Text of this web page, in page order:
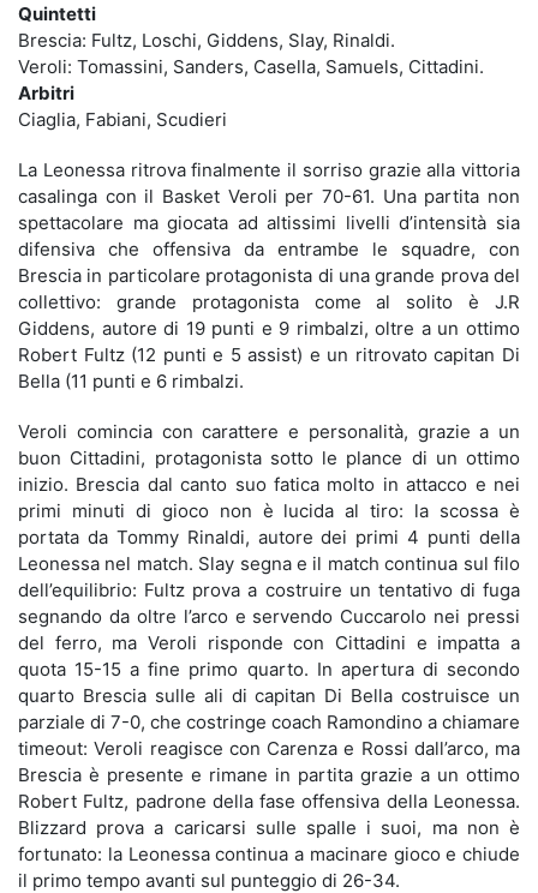
Quintetti
Brescia: Fultz, Loschi, Giddens, Slay, Rinaldi.
Veroli: Tomassini, Sanders, Casella, Samuels, Cittadini.
Arbitri
Ciaglia, Fabiani, Scudieri
La Leonessa ritrova finalmente il sorriso grazie alla vittoria
casalinga con il Basket Veroli per 70-61. Una partita non
spettacolare ma giocata ad altissimi livelli d’intensità sia
difensiva che offensiva da entrambe le squadre, con
Brescia in particolare protagonista di una grande prova del
collettivo: grande protagonista come al solito è J.R
Giddens, autore di 19 punti e 9 rimbalzi, oltre a un ottimo
Robert Fultz (12 punti e 5 assist) e un ritrovato capitan Di
Bella (11 punti e 6 rimbalzi.
Veroli comincia con carattere e personalità, grazie a un
buon Cittadini, protagonista sotto le plance di un ottimo
inizio. Brescia dal canto suo fatica molto in attacco e nei
primi minuti di gioco non è lucida al tiro: la scossa è
portata da Tommy Rinaldi, autore dei primi 4 punti della
Leonessa nel match. Slay segna e il match continua sul filo
dell’equilibrio: Fultz prova a costruire un tentativo di fuga
segnando da oltre l’arco e servendo Cuccarolo nei pressi
del ferro, ma Veroli risponde con Cittadini e impatta a
quota 15-15 a fine primo quarto. In apertura di secondo
quarto Brescia sulle ali di capitan Di Bella costruisce un
parziale di 7-0, che costringe coach Ramondino a chiamare
timeout: Veroli reagisce con Carenza e Rossi dall’arco, ma
Brescia è presente e rimane in partita grazie a un ottimo
Robert Fultz, padrone della fase offensiva della Leonessa.
Blizzard prova a caricarsi sulle spalle i suoi, ma non è
fortunato: la Leonessa continua a macinare gioco e chiude
il primo tempo avanti sul punteggio di 26-34.